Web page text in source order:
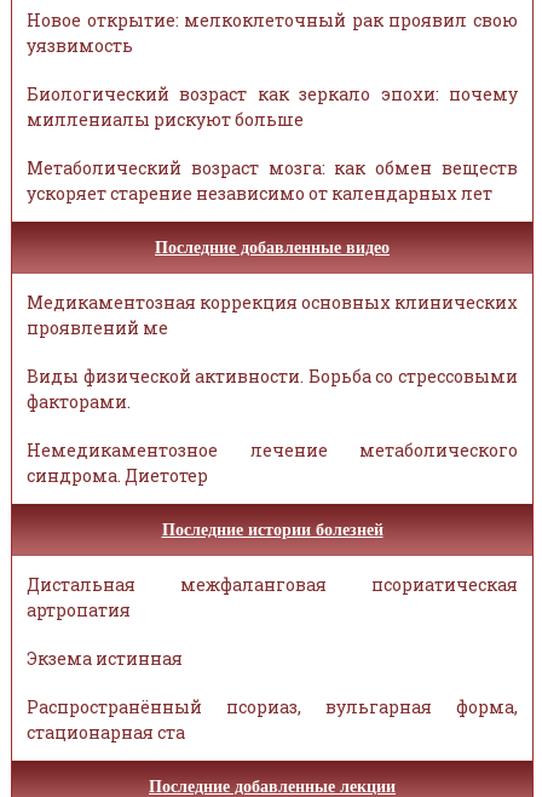
Новое открытие: мелкоклеточный рак проявил свою
уязвимость
Биологический возраст как зеркало эпохи: почему
миллениалы рискуют больше
Метаболический возраст мозга: как обмен веществ
ускоряет старение независимо от календарных лет
Последние добавленные видео
Медикаментозная коррекция основных клинических
проявлений ме
Виды физической активности. Борьба со стрессовыми
факторами.
Немедикаментозное лечение метаболического
синдрома. Диетотер
Последние истории болезней
Дистальная межфаланговая псориатическая
артропатия
Экзема истинная
Распространённый псориаз, вульгарная форма,
стационарная ста
Последние добавленные лекции